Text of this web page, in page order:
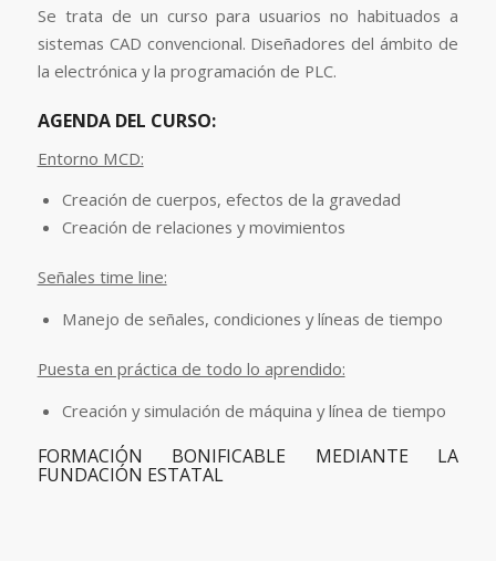
Se trata de un curso para usuarios no habituados a
sistemas CAD convencional. Diseñadores del ámbito de
la electrónica y la programación de PLC.
AGENDA DEL CURSO:
Entorno MCD:
Creación de cuerpos, efectos de la gravedad
Creación de relaciones y movimientos
Señales time line:
Manejo de señales, condiciones y líneas de tiempo
Puesta en práctica de todo lo aprendido:
Creación y simulación de máquina y línea de tiempo
FORMACIÓN BONIFICABLE MEDIANTE LA
FUNDACIÓN ESTATAL